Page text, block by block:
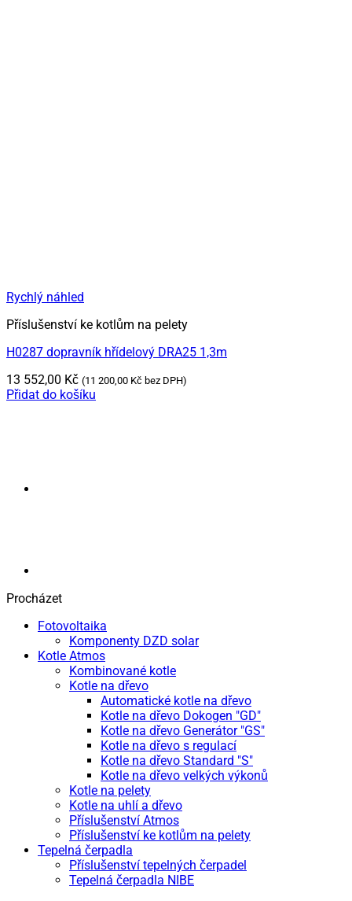
Rychlý náhled
Příslušenství ke kotlům na pelety
H0287 dopravník hřídelový DRA25 1,3m
13 552,00 Kč (11 200,00 Kč bez DPH)
Přidat do košíku
Procházet
Fotovoltaika
Komponenty DZD solar
Kotle Atmos
Kombinované kotle
Kotle na dřevo
Automatické kotle na dřevo
Kotle na dřevo Dokogen "GD"
Kotle na dřevo Generátor "GS"
Kotle na dřevo s regulací
Kotle na dřevo Standard "S"
Kotle na dřevo velkých výkonů
Kotle na pelety
Kotle na uhlí a dřevo
Příslušenství Atmos
Příslušenství ke kotlům na pelety
Tepelná čerpadla
Příslušenství tepelných čerpadel
Tepelná čerpadla NIBE